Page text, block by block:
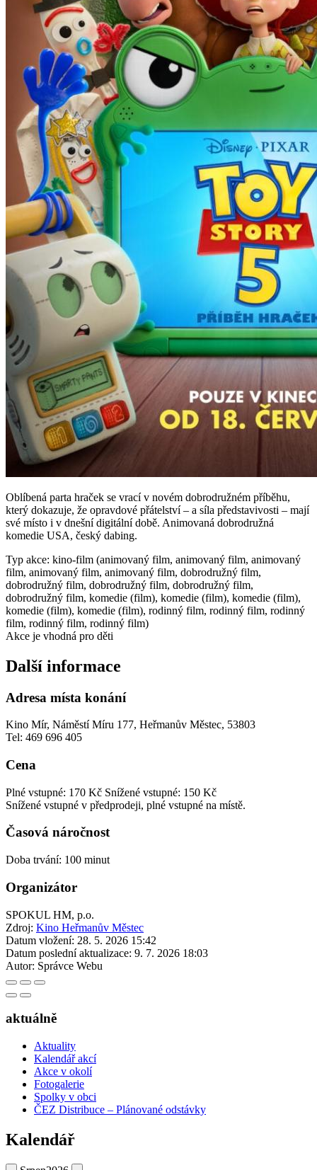
Oblíbená parta hraček se vrací v novém dobrodružném příběhu,
který dokazuje, že opravdové přátelství – a síla představivosti – mají
své místo i v dnešní digitální době. Animovaná dobrodružná
komedie USA, český dabing.
Typ akce: kino-film (animovaný film, animovaný film, animovaný
film, animovaný film, animovaný film, dobrodružný film,
dobrodružný film, dobrodružný film, dobrodružný film,
dobrodružný film, komedie (film), komedie (film), komedie (film),
komedie (film), komedie (film), rodinný film, rodinný film, rodinný
film, rodinný film, rodinný film)
Akce je vhodná pro děti
Další informace
Adresa místa konání
Kino Mír, Náměstí Míru 177, Heřmanův Městec, 53803
Tel: 469 696 405
Cena
Plné vstupné: 170 Kč Snížené vstupné: 150 Kč
Snížené vstupné v předprodeji, plné vstupné na místě.
Časová náročnost
Doba trvání: 100 minut
Organizátor
SPOKUL HM, p.o.
Zdroj: Kino Heřmanův Městec
Datum vložení: 28. 5. 2026 15:42
Datum poslední aktualizace: 9. 7. 2026 18:03
Autor: Správce Webu
aktuálně
Aktuality
Kalendář akcí
Akce v okolí
Fotogalerie
Spolky v obci
ČEZ Distribuce – Plánované odstávky
Kalendář